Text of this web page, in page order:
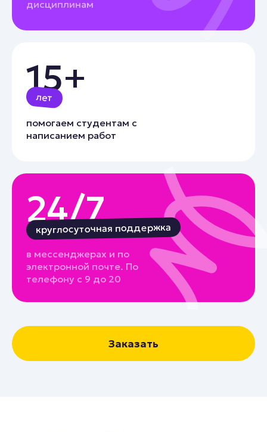
дисциплинам
15+
лет
помогаем студентам с
написанием работ
24/7
круглосуточная поддержка
в мессенджерах и по
электронной почте. По
телефону с 9 до 20
Заказать